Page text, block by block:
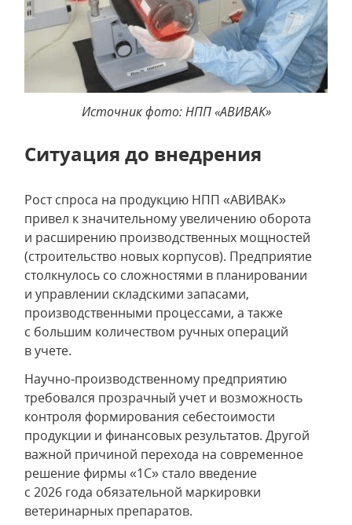
Источник фото: НПП «АВИВАК»
Ситуация до внедрения
Рост спроса на продукцию НПП «АВИВАК»
привел к значительному увеличению оборота
и расширению производственных мощностей
(строительство новых корпусов). Предприятие
столкнулось со сложностями в планировании
и управлении складскими запасами,
производственными процессами, а также
с большим количеством ручных операций
в учете.
Научно‑производственному предприятию
требовался прозрачный учет и возможность
контроля формирования себестоимости
продукции и финансовых результатов. Другой
важной причиной перехода на современное
решение фирмы «1С» стало введение
с 2026 года обязательной маркировки
ветеринарных препаратов.